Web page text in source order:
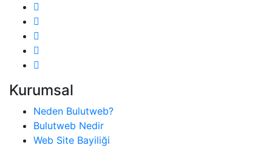
Kurumsal
Neden Bulutweb?
Bulutweb Nedir
Web Site Bayiliği